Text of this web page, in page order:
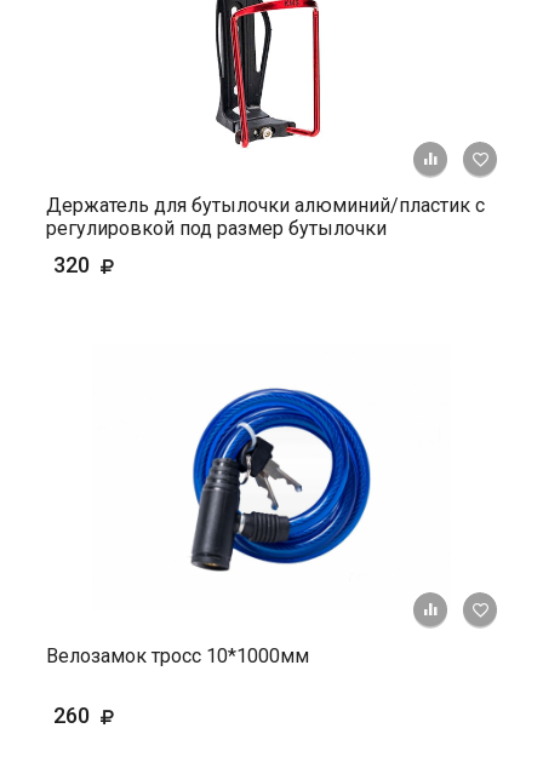
+ К
Держатель для бутылочки алюминий/пластик с
регулировкой под размер бутылочки
320
+ К
Велозамок тросс 10*1000мм
260